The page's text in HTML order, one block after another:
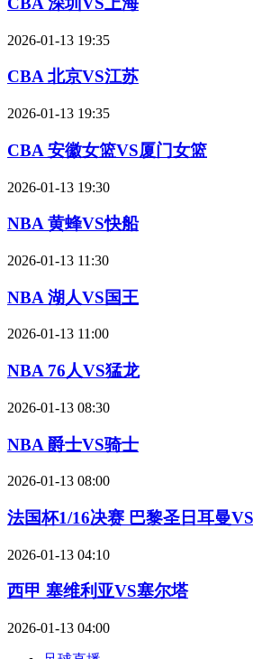
2026-01-13 19:35
CBA 北京VS江苏
2026-01-13 19:35
CBA 安徽女篮VS厦门女篮
2026-01-13 19:30
NBA 黄蜂VS快船
2026-01-13 11:30
NBA 湖人VS国王
2026-01-13 11:00
NBA 76人VS猛龙
2026-01-13 08:30
NBA 爵士VS骑士
2026-01-13 08:00
法国杯1/16决赛 巴黎圣日耳曼
2026-01-13 04:10
西甲 塞维利亚VS塞尔塔
2026-01-13 04:00